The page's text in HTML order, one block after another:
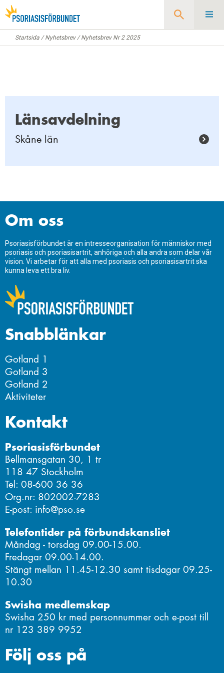
Sök
Startsida /Nyhetsbrev/Nyhetsbrev Nr 2 2025
Länsavdelning
Skåne län
Om oss
Psoriasisförbundet är en intresseorganisation för människor med
psoriasis och psoriasisartrit, anhöriga och alla andra som delar vår
vision. Vi arbetar för att alla med psoriasis och psoriasisartrit ska
kunna leva ett bra liv.
Kontakt
Psoriasisförbundet
Bellmansgatan 30, 1 tr
118 47 Stockholm
Tel: 08-600 36 36
Org.nr: 802002-7283
E-post: info@pso.se
Telefontider på förbundskansliet
Måndag - torsdag 09.00-15.00.
Fredagar 09.00-14.00.
Stängt mellan 11.45-12.30 samt tisdagar 09.25-
10.30
Swisha medlemskap
Swisha 250 kr med personnummer och e-post till
nr 123 389 9952
Snabblänkar
Gotland 1
Gotland 3
Gotland 2
Aktiviteter
Följ oss på